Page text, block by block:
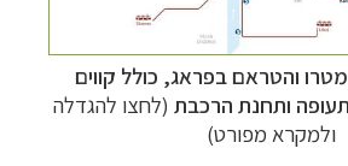
והטראם בפראג, כולל קווים
ותחנת הרכבת (לחצו להגדלה
ולמקרא מפורט)